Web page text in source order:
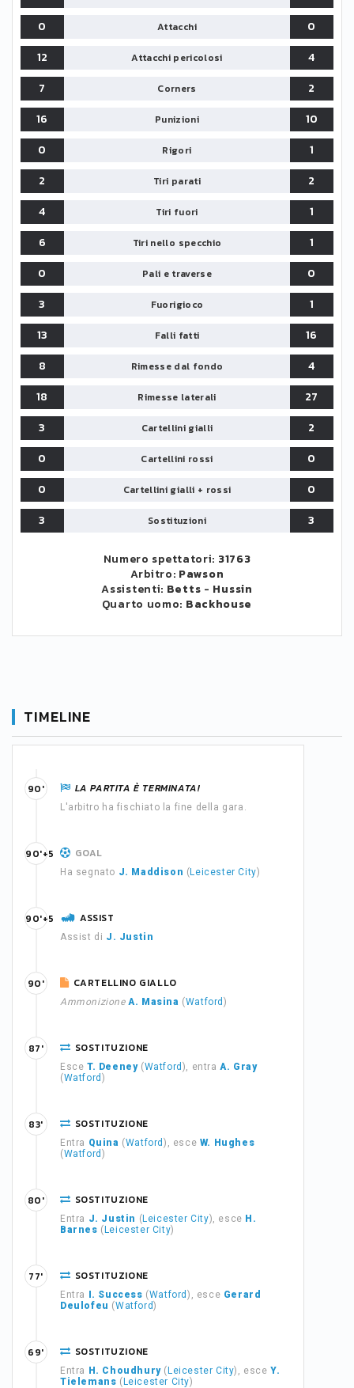
0
Attacchi
0
12
Attacchi pericolosi
4
7
Corners
2
16
Punizioni
10
0
Rigori
1
2
Tiri parati
2
4
Tiri fuori
1
6
Tiri nello specchio
1
0
Pali e traverse
0
3
Fuorigioco
1
13
Falli fatti
16
8
Rimesse dal fondo
4
18
Rimesse laterali
27
3
Cartellini gialli
2
0
Cartellini rossi
0
0
Cartellini gialli + rossi
0
3
Sostituzioni 3
Numero spettatori: 31763
Arbitro: Pawson
Assistenti: Betts - Hussin
Quarto uomo: Backhouse
TIMELINE
LA PARTITA È TERMINATA!
L'arbitro ha fischiato la fine della gara.
90'
GOAL
Ha segnato J. Maddison ( Leicester City)
90'+5
ASSIST
Assist di J. Justin
90'+5
CARTELLINO GIALLO
Ammonizione A. Masina (Watford)
90'
SOSTITUZIONE
Esce T. Deeney(Watford ), entraA. Gray
(Watford )
87'
SOSTITUZIONE
Entra Quina (Watford), esce W. Hughes
(Watford )
83'
SOSTITUZIONE
Entra J. Justin ( Leicester City), esce H.
Barnes ( Leicester City)
80'
SOSTITUZIONE
Entra I. Success (Watford), esce Gerard
Deulofeu (Watford)
77'
SOSTITUZIONE
Entra H. Choudhury( Leicester City), esceY.
Tielemans ( Leicester City)
69'